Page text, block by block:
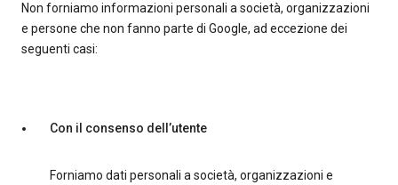
Non forniamo informazioni personali a società, organizzazioni
e persone che non fanno parte di Google, ad eccezione dei
seguenti casi:
Con il consenso dell’utente
Forniamo dati personali a società, organizzazioni e